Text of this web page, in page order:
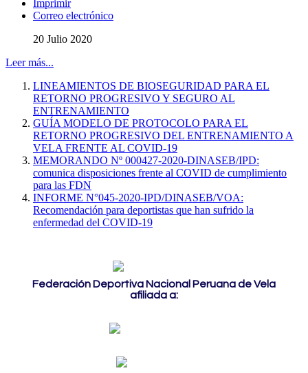
Imprimir
Correo electrónico
20 Julio 2020
Leer más...
LINEAMIENTOS DE BIOSEGURIDAD PARA EL
RETORNO PROGRESIVO Y SEGURO AL
ENTRENAMIENTO
GUÍA MODELO DE PROTOCOLO PARA EL
RETORNO PROGRESIVO DEL ENTRENAMIENTO A
VELA FRENTE AL COVID-19
MEMORANDO Nº 000427-2020-DINASEB/IPD:
comunica disposiciones frente al COVID de cumplimiento
para las FDN
INFORME N°045-2020-IPD/DINASEB/VOA:
Recomendación para deportistas que han sufrido la
enfermedad del COVID-19
Federación Deportiva Nacional Peruana de Vela
afiliada a: